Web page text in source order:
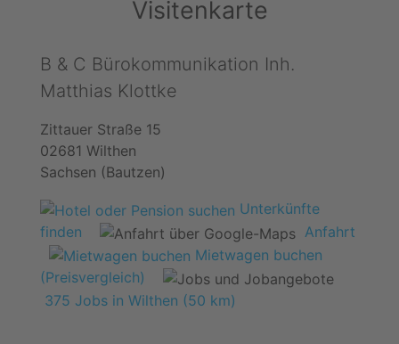
Visitenkarte
B & C Bürokommunikation Inh.
Matthias Klottke
Zittauer Straße 15
02681 Wilthen
Sachsen (Bautzen)
Unterkünfte
finden
Anfahrt
Mietwagen buchen
(Preisvergleich)
375 Jobs in Wilthen (50 km)